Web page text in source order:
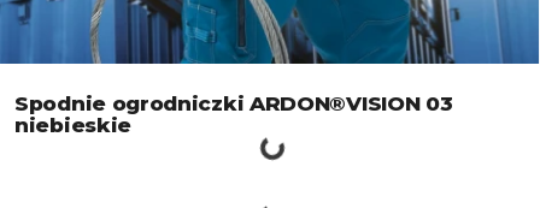
Spodnie ogrodniczki ARDON®VISION 03
niebieskie